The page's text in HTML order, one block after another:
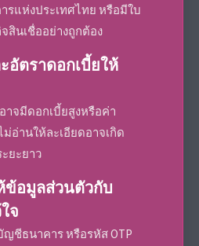
รแห่งประเทศไทย หรือมีใบ
สินเชื่ออย่างถูกต้อง
อัตราดอกเบี้ยให้
าจมีดอกเบี้ยสูงหรือค่า
อ่านให้ละเอียดอาจเกิด
ยะยาว
ข้อมูลส่วนตัวกับ
จ
ชีธนาคาร หรือรหัส OTP